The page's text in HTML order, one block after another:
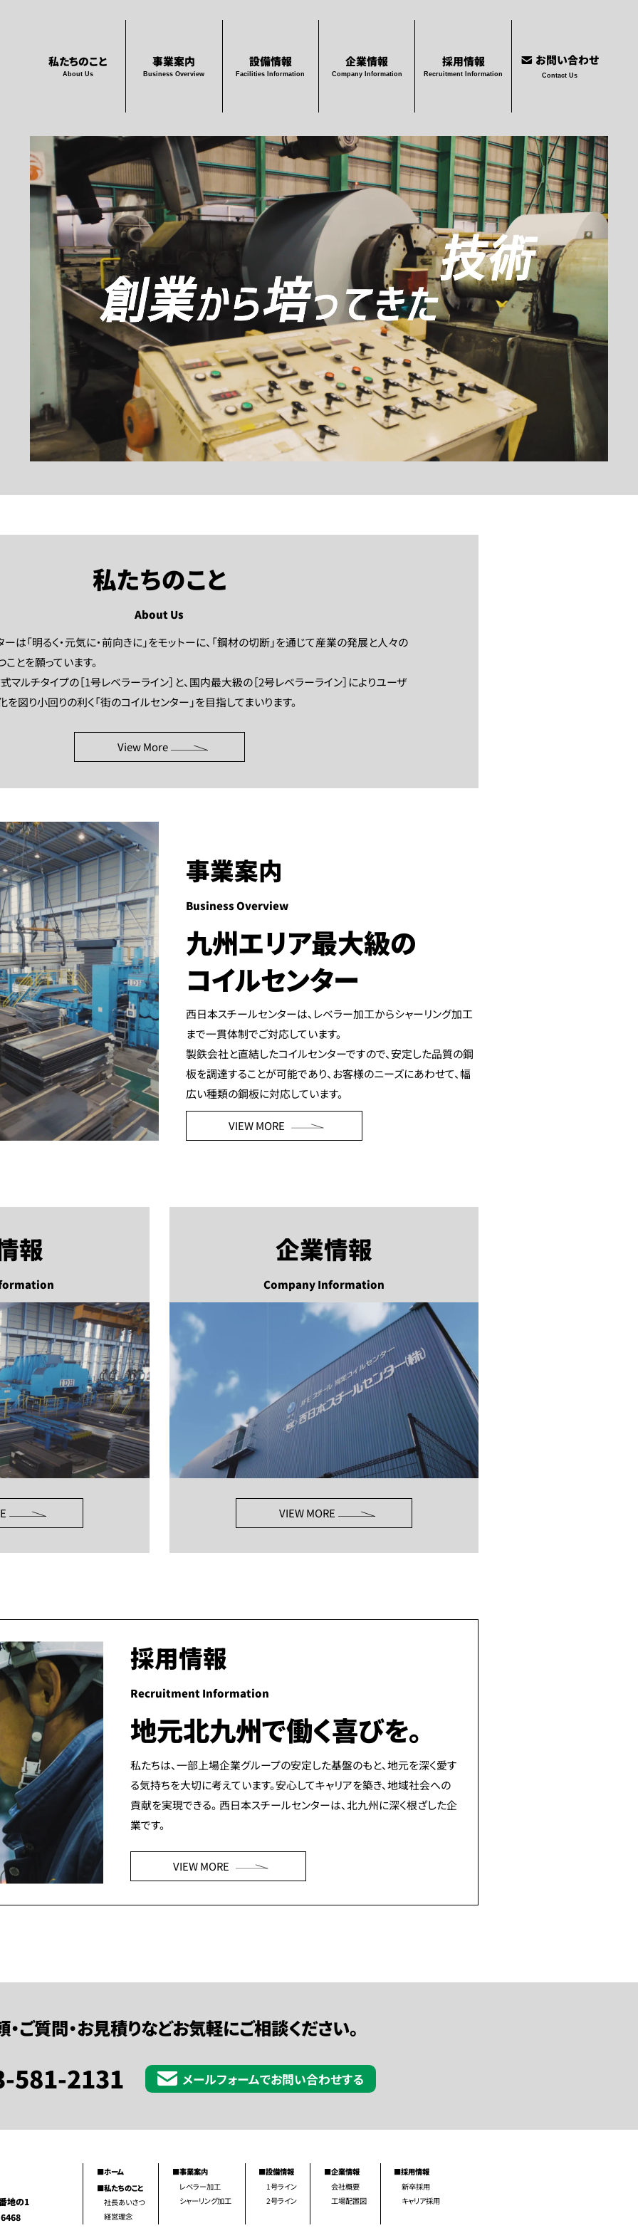
私たちのこと
About Us
事業案内
Business Overview
設備情報
Facilities Information
企業情報
Company Information
採用情報
Recruitment Information
お問い合わせ
Contact Us
私たちのこと
About Us
は「明るく・元気に・前向きに」をモットーに、「鋼材の切断」を通じて産業の発展と人々の
とを願っています。
マルチタイプの［1号レベラーライン］と、国内最大級の［2号レベラーライン］によりユーザ
図り小回りの利く「街のコイルセンター」を目指してまいります。
View More
事業案内
Business Overview
九州エリア最大級の
コイルセンター
西日本スチールセンターは、レベラー加工からシャーリング加工
まで一貫体制でご対応しています。
製鉄会社と直結したコイルセンターですので、安定した品質の鋼
板を調達することが可能であり、お客様のニーズにあわせて、幅
広い種類の鋼板に対応しています。
VIEW MORE
報 企業情報
Company Information
VIEW MORE
採用情報
Recruitment Information
地元北九州で働く喜びを。
私たちは、一部上場企業グループの安定した基盤のもと、地元を深く愛す
る気持ちを大切に考えています。安心してキャリアを築き、地域社会への
貢献を実現できる。 西日本スチールセンターは、北九州に深く根ざした企
業です。
VIEW MORE
・ご質問・お見積りなどお気軽にご相談ください。
581-2131 メールフォームでお問い合わせする
地の1
■ホーム
■私たちのこと
社長あいさつ
経営理念
■事業案内
レベラー加工
シャーリング加工
■設備情報
1号ライン
2号ライン
■企業情報
会社概要
工場配置図
■採用情報
新卒採用
キャリア採用